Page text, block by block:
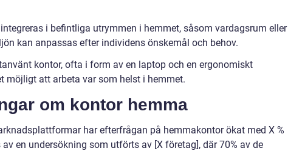
i befintliga utrymmen i hemmet, såsom vardagsrum eller
kan anpassas efter individens önskemål och behov.
kontor, ofta i form av en laptop och en ergonomiskt
möjligt att arbeta var som helst i hemmet.
om kontor hemma
har efterfrågan på hemmakontor ökat med X %
en undersökning som utförts av [X företag], där 70% av de